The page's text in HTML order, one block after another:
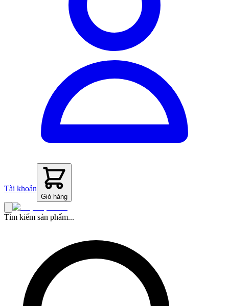
Tài khoản
Giỏ hàng
Tìm kiếm sản phẩm...